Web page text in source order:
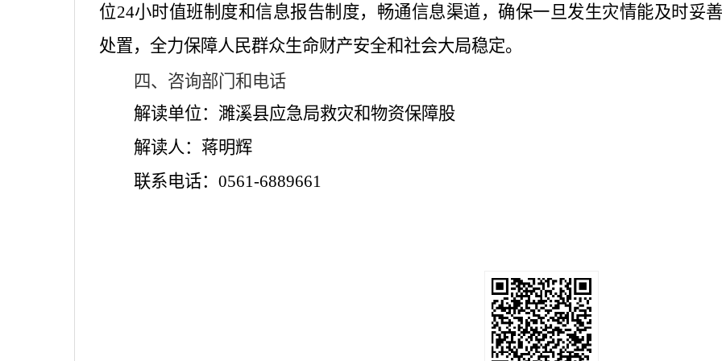
位24小时值班制度和信息报告制度，畅通信息渠道，确保一旦发生灾情能及时妥
处置，全力保障人民群众生命财产安全和社会大局稳定。
四、咨询部门 和电话
解读单位：濉溪县应急局救灾和物资保障股
解读人：蒋明辉
联系电话： 0561-6889661